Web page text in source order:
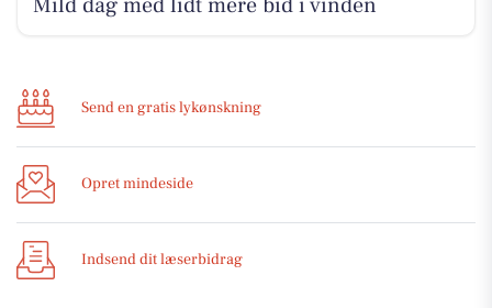
Mild dag med lidt mere bid i vinden
Send en gratis lykønskning
Opret mindeside
Indsend dit læserbidrag